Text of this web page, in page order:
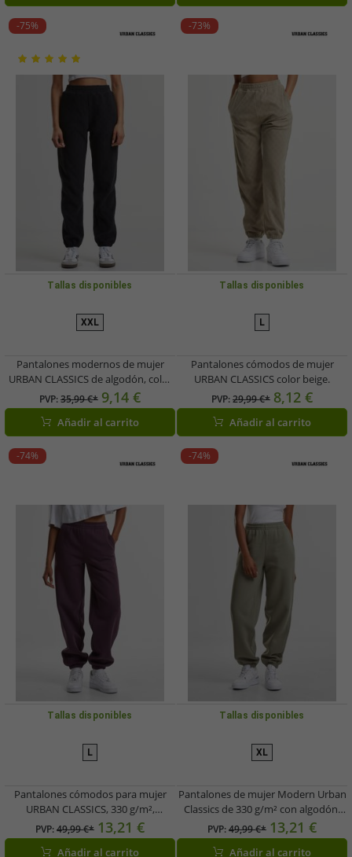
-75%
Tallas disponibles
XXL
Pantalones modernos de mujer
URBAN CLASSICS de algodón, color
negro.
PVP:35,99 €* 9,14 €
Añadir al carrito
-73%
Tallas disponibles
L
Pantalones cómodos de mujer
URBAN CLASSICS color beige.
PVP:29,99 €* 8,12 €
Añadir al carrito
-74%
Tallas disponibles
L
Pantalones cómodos para mujer
URBAN CLASSICS, 330 g/m²,
algodón, violeta.
PVP:49,99 €* 13,21 €
Añadir al carrito
-74%
Tallas disponibles
XL
Pantalones de mujer Modern Urban
Classics de 330 g/m² con algodón,
color verde.
PVP:49,99 €* 13,21 €
Añadir al carrito